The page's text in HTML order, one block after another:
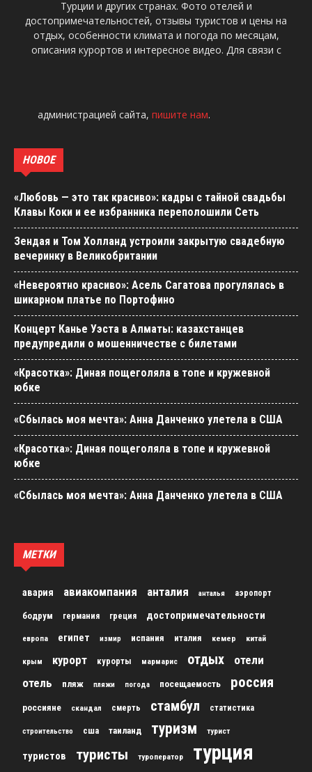
Турции и других странах. Фото отелей и
достопримечательностей, отзывы туристов и цены на
отдых, особенности климата и погода по месяцам,
описания курортов и интересное видео. Для связи с
администрацией сайта, пишите нам.
НОВОЕ
«Любовь — это так красиво»: кадры с тайной свадьбы
Клавы Коки и ее избранника переполошили Сеть
Зендая и Том Холланд устроили закрытую свадебную
вечеринку в Великобритании
«Невероятно красиво»: Асель Сагатова прогулялась в
шикарном платье по Портофино
Концерт Канье Уэста в Алматы: казахстанцев
предупредили о мошенничестве с билетами
«Красотка»: Диная пощеголяла в топе и кружевной
юбке
«Сбылась моя мечта»: Анна Данченко улетела в США
«Красотка»: Диная пощеголяла в топе и кружевной
юбке
«Сбылась моя мечта»: Анна Данченко улетела в США
МЕТКИ
авария авиакомпания анталия анталья аэропорт
бодрум германия греция достопримечательности
европа египет измир испания италия кемер китай
крым курорт курорты мармарис отдых
отели
отель
пляж пляжи погода посещаемость россия
россияне скандал смерть стамбул статистика
строительство сша таиланд туризм турист
туристов туристы туроператор турция